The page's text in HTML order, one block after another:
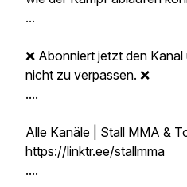
...
❌ Abonniert jetzt den
nicht zu verpassen. ❌
....
Alle Kanäle | Stall MMA &
https://linktr.ee/stallmma
....